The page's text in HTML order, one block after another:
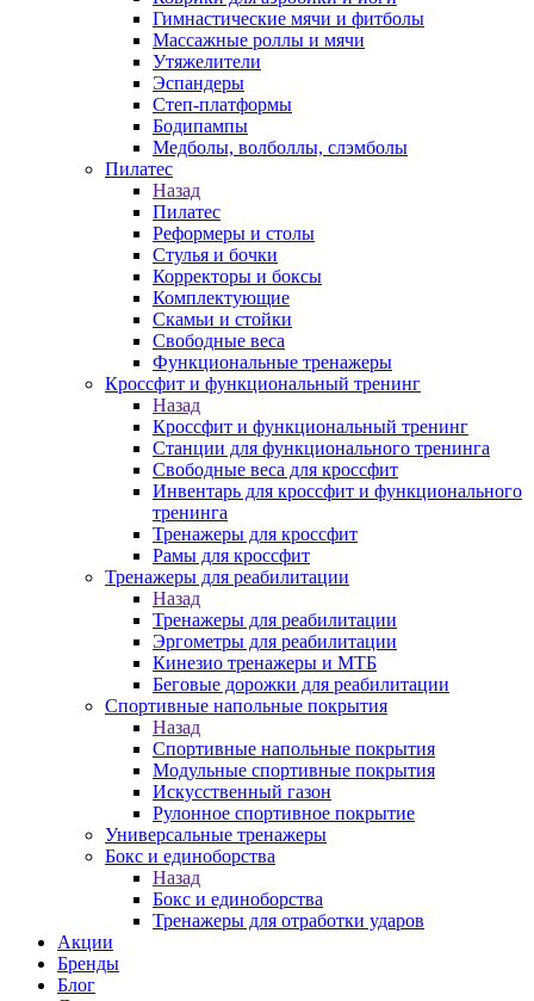
Гимнастические мячи и фитболы
Массажные роллы и мячи
Утяжелители
Эспандеры
Степ-платформы
Бодипампы
Медболы, волболлы, слэмболы
Пилатес
Назад
Пилатес
Реформеры и столы
Стулья и бочки
Корректоры и боксы
Комплектующие
Скамьи и стойки
Свободные веса
Функциональные тренажеры
Кроссфит и функциональный тренинг
Назад
Кроссфит и функциональный тренинг
Станции для функционального тренинга
Свободные веса для кроссфит
Инвентарь для кроссфит и функционального
тренинга
Тренажеры для кроссфит
Рамы для кроссфит
Тренажеры для реабилитации
Назад
Тренажеры для реабилитации
Эргометры для реабилитации
Кинезио тренажеры и МТБ
Беговые дорожки для реабилитации
Спортивные напольные покрытия
Назад
Спортивные напольные покрытия
Модульные спортивные покрытия
Искусственный газон
Рулонное спортивное покрытие
Универсальные тренажеры
Бокс и единоборства
Назад
Бокс и единоборства
Тренажеры для отработки ударов
Акции
Бренды
Блог